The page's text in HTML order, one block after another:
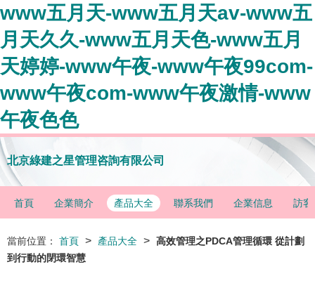
www五月天-www五月天av-www五
月天久久-www五月天色-www五月
天婷婷-www午夜-www午夜99com-
www午夜com-www午夜激情-www
午夜色色
北京綠建之星管理咨詢有限公司
首頁 企業簡介 產品大全 聯系我們 企業信息 訪客
當前位置： 首頁 > 產品大全 > 高效管理之PDCA管理循環 從計劃
到行動的閉環智慧